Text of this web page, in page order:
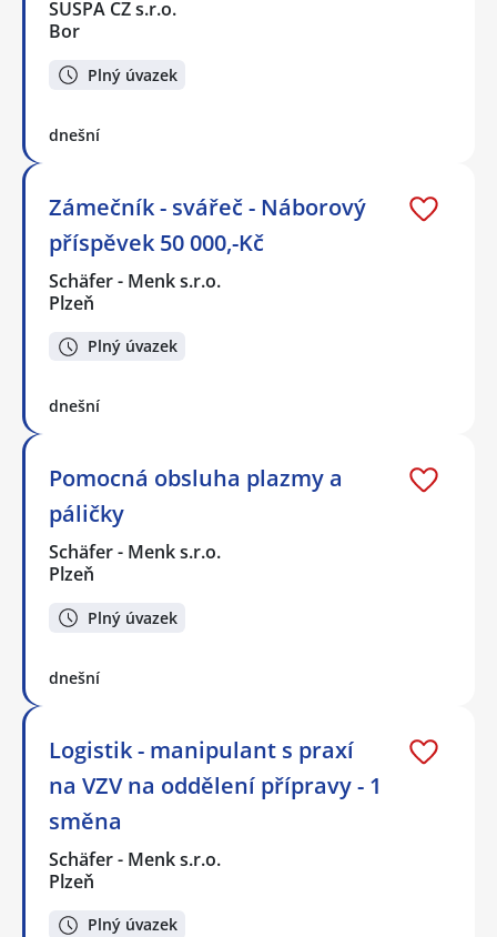
SUSPA CZ s.r.o.
Bor
Plný úvazek
dnešní
Zámečník - svářeč - Náborový
příspěvek 50 000,-Kč
Schäfer - Menk s.r.o.
Plzeň
Plný úvazek
dnešní
Pomocná obsluha plazmy a
páličky
Schäfer - Menk s.r.o.
Plzeň
Plný úvazek
dnešní
Logistik - manipulant s praxí
na VZV na oddělení přípravy - 1
směna
Schäfer - Menk s.r.o.
Plzeň
Plný úvazek